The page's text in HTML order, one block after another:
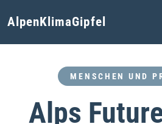
AlpenKlimaGipfel
MENSCHEN UND
Alps